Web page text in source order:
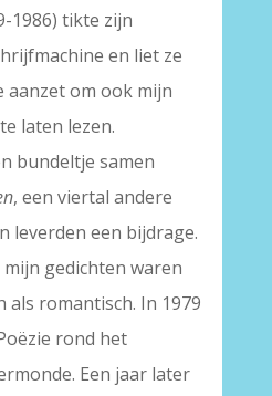
1986) tikte zijn
en liet ze
aanzet om ook mijn
laten lezen.
bundeltje samen
, een viertal andere
leverden een bijdrage.
gedichten waren
als romantisch. In 1979
rond het
Een jaar later